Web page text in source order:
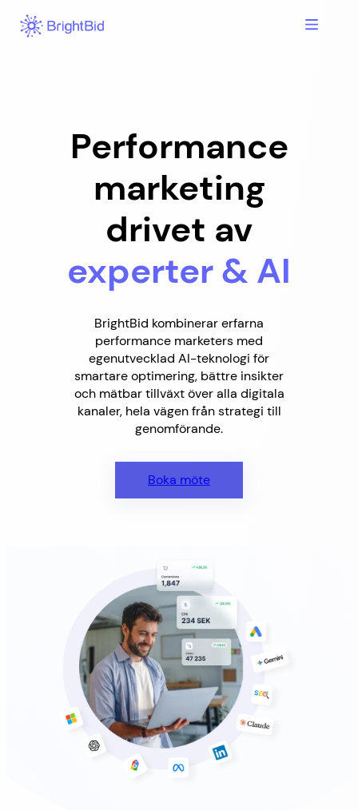
Hoppa
Performance
marketing
drivet av
experter & AI
BrightBid kombinerar erfarna
performance marketers med
egenutvecklad AI-teknologi för
smartare optimering, bättre insikter
och mätbar tillväxt över alla digitala
kanaler, hela vägen från strategi till
genomförande.
Boka möte